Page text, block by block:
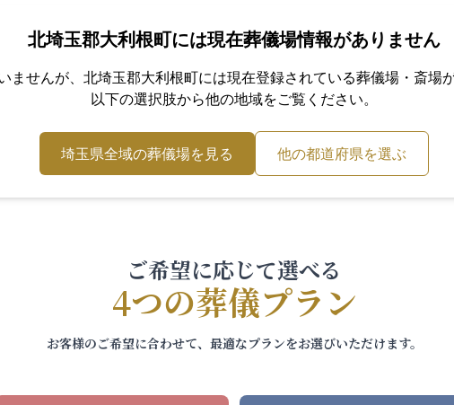
北埼玉郡大利根町には現在葬儀場情報がありません
ませんが、 北埼玉郡大利根町には現在登録されている葬儀場・斎場
以下の選択肢から他の地域をご覧ください。
埼玉県全域の葬儀場を見る 他の都道府県を選ぶ
ご希望に応じて選べる
4つの葬儀プラン
お客様のご希望に合わせて、最適なプランをお選びいただけます。